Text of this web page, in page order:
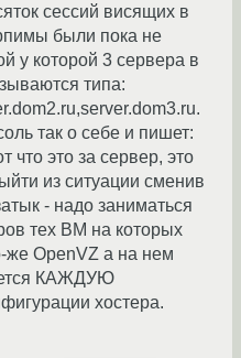
сессий висящих в
были пока не
у которой 3 сервера в
типа:
так о себе и пишет:
что это за сервер, это
из ситуации сменив
- надо заниматься
тех ВМ на которых
же OpenVZ а на нем
КАЖДУЮ
хостера.